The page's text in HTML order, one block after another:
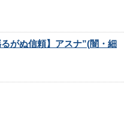
がぬ信頼】アスナ”(闇・細